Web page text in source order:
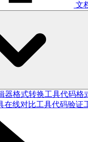
文
器格式转换工具代码格
在线对比工具代码验证